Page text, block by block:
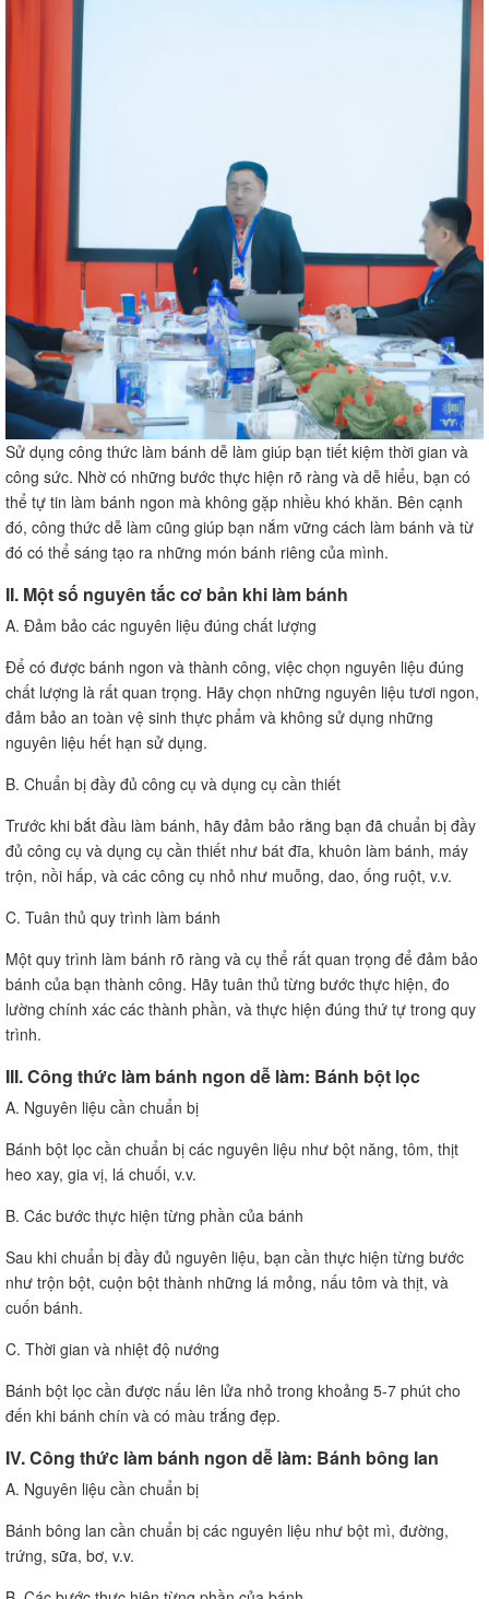
Sử dụng công thức làm bánh dễ làm giúp bạn tiết kiệm thời gian và
công sức. Nhờ có những bước thực hiện rõ ràng và dễ hiểu, bạn có
thể tự tin làm bánh ngon mà không gặp nhiều khó khăn. Bên cạnh
đó, công thức dễ làm cũng giúp bạn nắm vững cách làm bánh và từ
đó có thể sáng tạo ra những món bánh riêng của mình.
II. Một số nguyên tắc cơ bản khi làm bánh
A. Đảm bảo các nguyên liệu đúng chất lượng
Để có được bánh ngon và thành công, việc chọn nguyên liệu đúng
chất lượng là rất quan trọng. Hãy chọn những nguyên liệu tươi ngon,
đảm bảo an toàn vệ sinh thực phẩm và không sử dụng những
nguyên liệu hết hạn sử dụng.
B. Chuẩn bị đầy đủ công cụ và dụng cụ cần thiết
Trước khi bắt đầu làm bánh, hãy đảm bảo rằng bạn đã chuẩn bị đầy
đủ công cụ và dụng cụ cần thiết như bát đĩa, khuôn làm bánh, máy
trộn, nồi hấp, và các công cụ nhỏ như muỗng, dao, ống ruột, v.v.
C. Tuân thủ quy trình làm bánh
Một quy trình làm bánh rõ ràng và cụ thể rất quan trọng để đảm bảo
bánh của bạn thành công. Hãy tuân thủ từng bước thực hiện, đo
lường chính xác các thành phần, và thực hiện đúng thứ tự trong quy
trình.
III. Công thức làm bánh ngon dễ làm: Bánh bột lọc
A. Nguyên liệu cần chuẩn bị
Bánh bột lọc cần chuẩn bị các nguyên liệu như bột năng, tôm, thịt
heo xay, gia vị, lá chuối, v.v.
B. Các bước thực hiện từng phần của bánh
Sau khi chuẩn bị đầy đủ nguyên liệu, bạn cần thực hiện từng bước
như trộn bột, cuộn bột thành những lá mỏng, nấu tôm và thịt, và
cuốn bánh.
C. Thời gian và nhiệt độ nướng
Bánh bột lọc cần được nấu lên lửa nhỏ trong khoảng 5-7 phút cho
đến khi bánh chín và có màu trắng đẹp.
IV. Công thức làm bánh ngon dễ làm: Bánh bông lan
A. Nguyên liệu cần chuẩn bị
Bánh bông lan cần chuẩn bị các nguyên liệu như bột mì, đường,
trứng, sữa, bơ, v.v.